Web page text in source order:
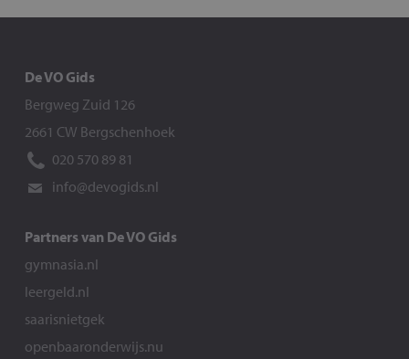
De VO Gids
Bergweg Zuid 126
2661 CW Bergschenhoek
020 570 89 81
info@devogids.nl
Partners van De VO Gids
gymnasia.nl
leergeld.nl
saarisnietgek
openbaaronderwijs.nu